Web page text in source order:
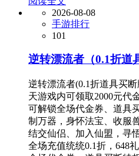
2026-08-08
手游排行
101
逆转漂流者（0.1折道
逆转漂流者(0.1折道具买
天游戏内可领取2000元代
可解锁全场代金券、道具
制万器，身怀法宝、收服
结交仙侣、加入仙盟
全场充值统统0.1折，